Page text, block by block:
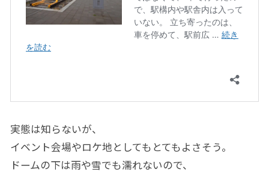
実態は知らないが、
イベント会場やロケ地としてもとてもよさそう。
ドームの下は雨や雪でも濡れないので、